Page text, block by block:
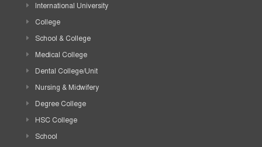
International University
College
School & College
Medical College
Dental College/Unit
Nursing & Midwifery
Degree College
HSC College
School